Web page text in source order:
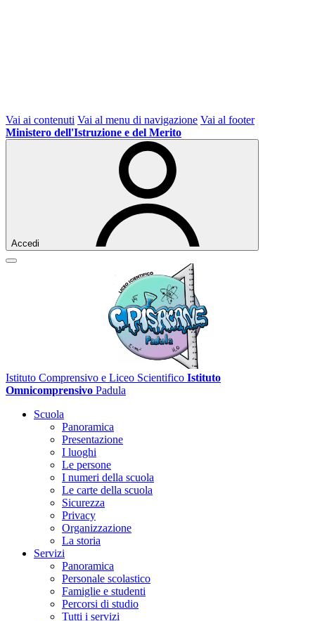
Vai ai contenuti Vai al menu di navigazione Vai al footer
Ministero dell'Istruzione e del Merito
Accedi
Istituto Comprensivo e Liceo Scientifico Istituto
Omnicomprensivo Padula
Scuola
Panoramica
Presentazione
I luoghi
Le persone
I numeri della scuola
Le carte della scuola
Sicurezza
Privacy
Organizzazione
La storia
Servizi
Panoramica
Personale scolastico
Famiglie e studenti
Percorsi di studio
Tutti i servizi